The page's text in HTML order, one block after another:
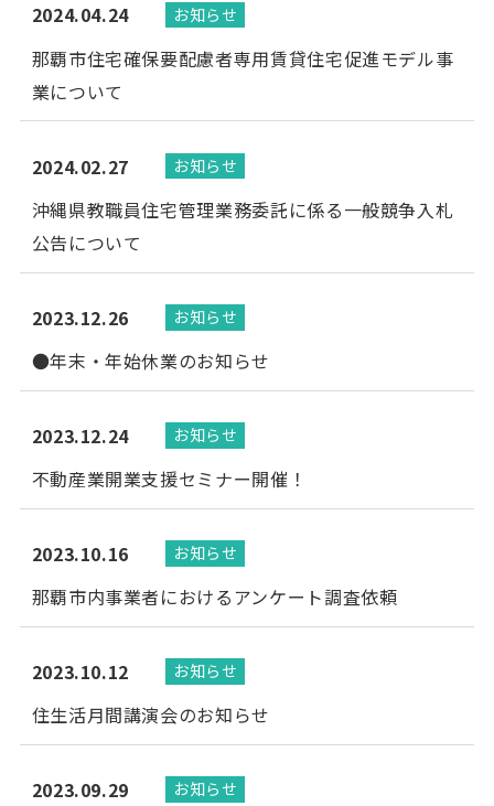
2024.04.24 お知らせ
那覇市住宅確保要配慮者専用賃貸住宅促進モデル事
業について
2024.02.27 お知らせ
沖縄県教職員住宅管理業務委託に係る一般競争入札
公告について
2023.12.26 お知らせ
●年末・年始休業のお知らせ
2023.12.24 お知らせ
不動産業開業支援セミナー開催！
2023.10.16 お知らせ
那覇市内事業者におけるアンケート調査依頼
2023.10.12 お知らせ
住生活月間講演会のお知らせ
2023.09.29 お知らせ